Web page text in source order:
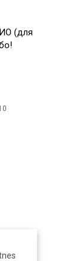
(для